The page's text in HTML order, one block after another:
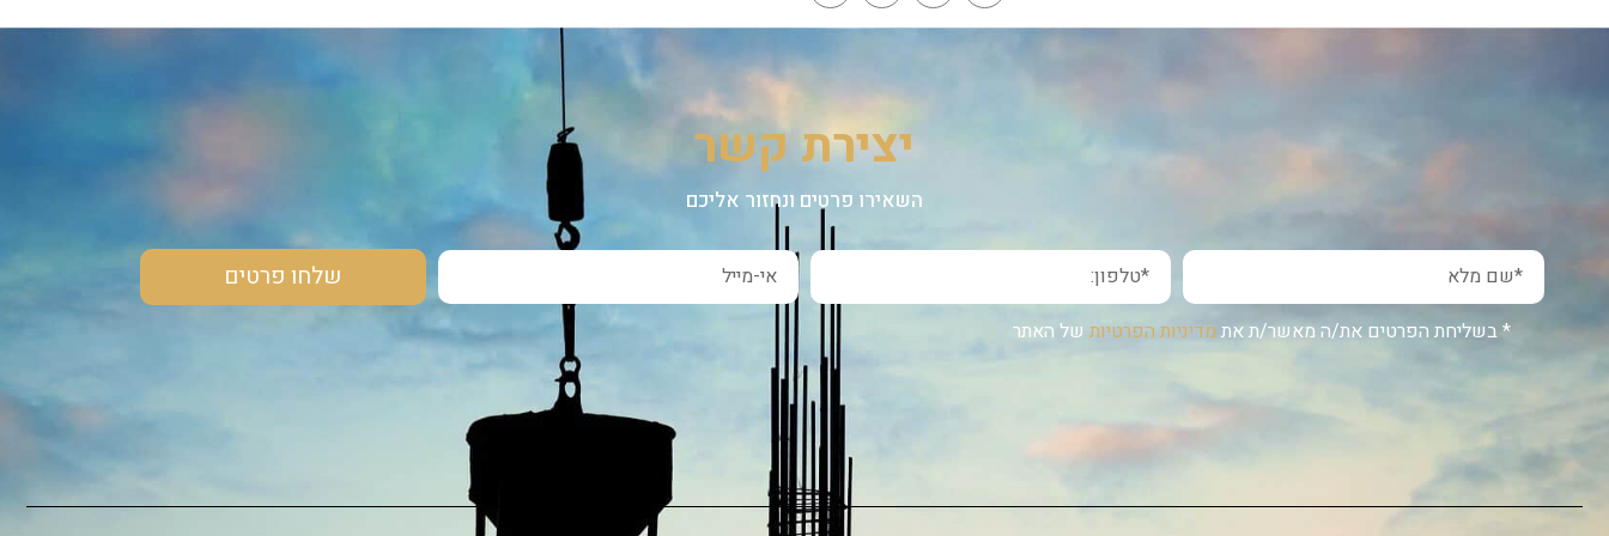
יצירת קשר
השאירו פרטים ונחזור אליכם
שלחו פרטים
* בשליחת הפרטים את/ה מאשר/ת את מדיניות הפרטיות של האתר